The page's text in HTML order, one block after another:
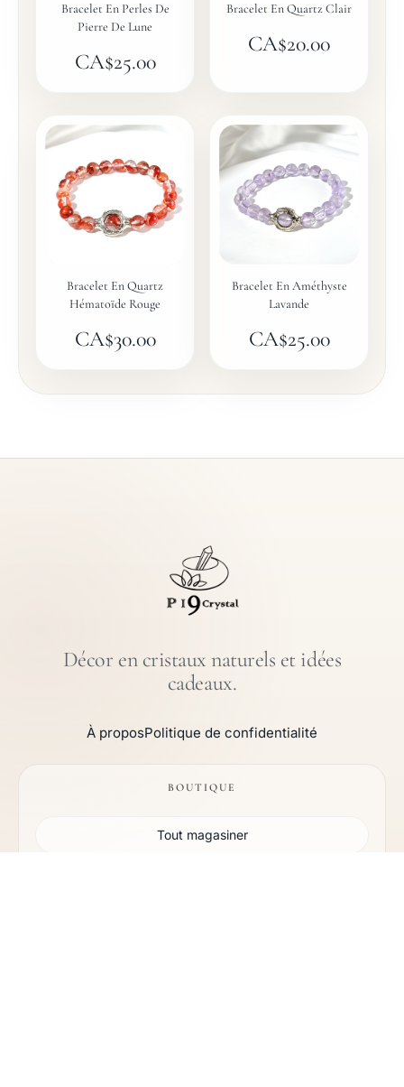
Bracelet En Perles De
Pierre De Lune
CA$25.00
Bracelet En Quartz Clair
CA$20.00
Bracelet En Quartz
Hématoïde Rouge
CA$30.00
Bracelet En Améthyste
Lavande
CA$25.00
Décor en cristaux naturels et idées
cadeaux.
À proposPolitique de confidentialité
BOUTIQUE
Tout magasiner